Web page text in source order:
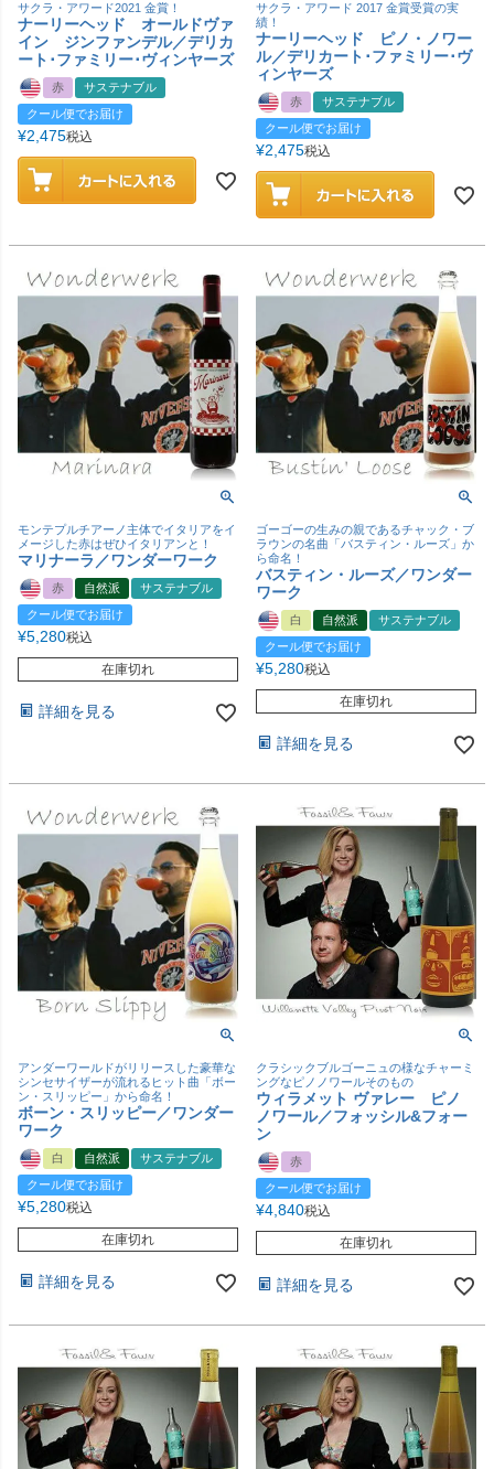
サクラ・アワード2021 金賞！
ナーリーヘッド オールドヴァ
イン ジンファンデル／デリカ
ート･ファミリー･ヴィンヤーズ
赤
サステナブル
クール便でお届け
¥2,475税込
サクラ・アワード 2017 金賞受賞の実
績！
ナーリーヘッド ピノ・ノワー
ル／デリカート･ファミリー･ヴ
ィンヤーズ
赤
サステナブル
クール便でお届け
¥2,475税込
モンテプルチアーノ主体でイタリアをイ
メージした赤はぜひイタリアンと！
マリナーラ／ワンダーワーク
赤 自然派
サステナブル
クール便でお届け
¥5,280税込
在庫切れ
詳細を見る
ゴーゴーの生みの親であるチャック・ブ
ラウンの名曲「バスティン・ルーズ」か
ら命名！
バスティン・ルーズ／ワンダー
ワーク
白 自然派
サステナブル
クール便でお届け
¥5,280税込
在庫切れ
詳細を見る
アンダーワールドがリリースした豪華な
シンセサイザーが流れるヒット曲「ボー
ン・スリッピー」から命名！
ボーン・スリッピー／ワンダー
ワーク
白 自然派
サステナブル
クール便でお届け
¥5,280税込
在庫切れ
詳細を見る
クラシックブルゴーニュの様なチャーミ
ングなピノノワールそのもの
ウィラメット ヴァレー ピノ
ノワール／フォッシル&フォー
ン
赤
クール便でお届け
¥4,840税込
在庫切れ
詳細を見る